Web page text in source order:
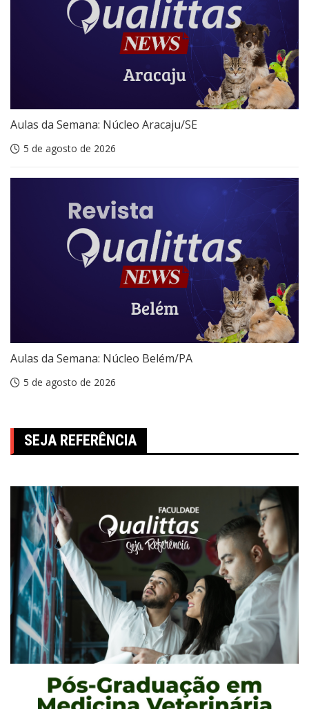
Aulas da Semana: Núcleo Aracaju/SE
5 de agosto de 2026
Aulas da Semana: Núcleo Belém/PA
5 de agosto de 2026
SEJA REFERÊNCIA